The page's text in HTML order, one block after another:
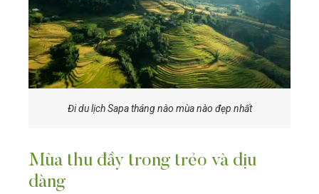
Đi du lịch Sapa tháng nào mùa nào đẹp nhất
Mùa thu đầy trong trẻo và dịu
dàng